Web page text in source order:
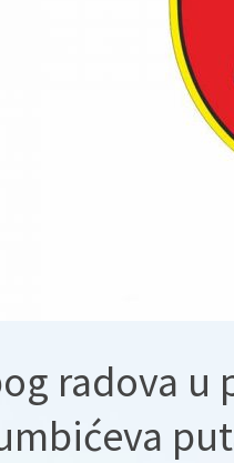
radova u